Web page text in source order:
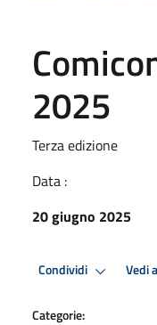
2025
Terza edizione
Data :
20 giugno 2025
Condividi Vedi
Categorie: